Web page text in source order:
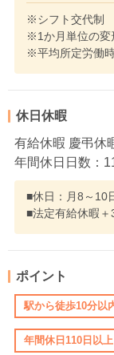
※シフト交代制
※1か月単位の変
※平均所定労働
休日休暇
有給休暇 慶弔休
年間休日日数：
■休日：月8～
■法定有給休暇＋
ポイント
駅から徒歩10分以
年間休日110日以上